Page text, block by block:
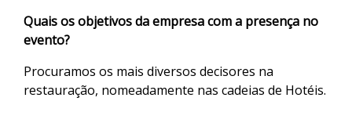
Quais os objetivos da empresa com a presença no
evento?
Procuramos os mais diversos decisores na
restauração, nomeadamente nas cadeias de Hotéis.